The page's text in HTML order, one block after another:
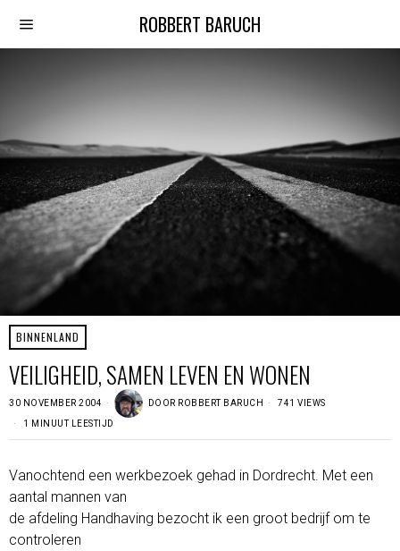
ROBBERT BARUCH
BINNENLAND
VEILIGHEID, SAMEN LEVEN EN WONEN
30 NOVEMBER 2004 DOOR ROBBERT BARUCH 741 VIEWS
1 MINUUT LEESTIJD
Vanochtend een werkbezoek gehad in Dordrecht. Met een
aantal mannen van
de afdeling Handhaving bezocht ik een groot bedrijf om te
controleren